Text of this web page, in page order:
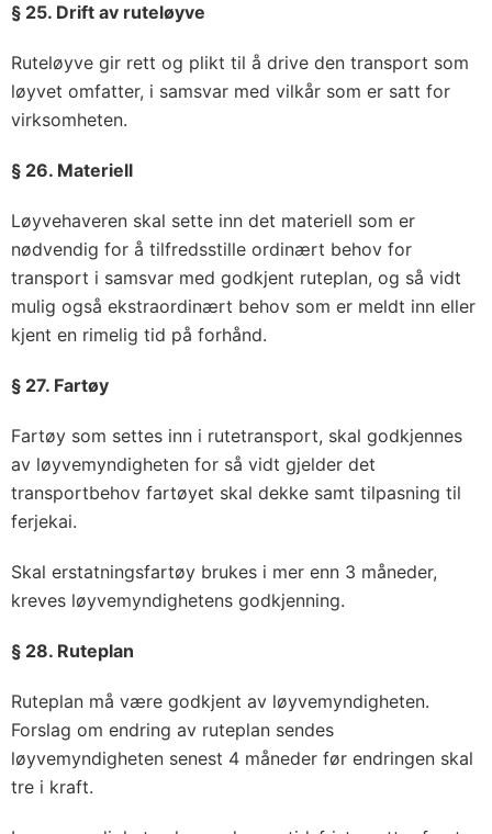
§ 25. Drift av ruteløyve
Ruteløyve gir rett og plikt til å drive den transport som
løyvet omfatter, i samsvar med vilkår som er satt for
virksomheten.
§ 26. Materiell
Løyvehaveren skal sette inn det materiell som er
nødvendig for å tilfredsstille ordinært behov for
transport i samsvar med godkjent ruteplan, og så vidt
mulig også ekstraordinært behov som er meldt inn eller
kjent en rimelig tid på forhånd.
§ 27. Fartøy
Fartøy som settes inn i rutetransport, skal godkjennes
av løyvemyndigheten for så vidt gjelder det
transportbehov fartøyet skal dekke samt tilpasning til
ferjekai.
Skal erstatningsfartøy brukes i mer enn 3 måneder,
kreves løyvemyndighetens godkjenning.
§ 28. Ruteplan
Ruteplan må være godkjent av løyvemyndigheten.
Forslag om endring av ruteplan sendes
løyvemyndigheten senest 4 måneder før endringen skal
tre i kraft.